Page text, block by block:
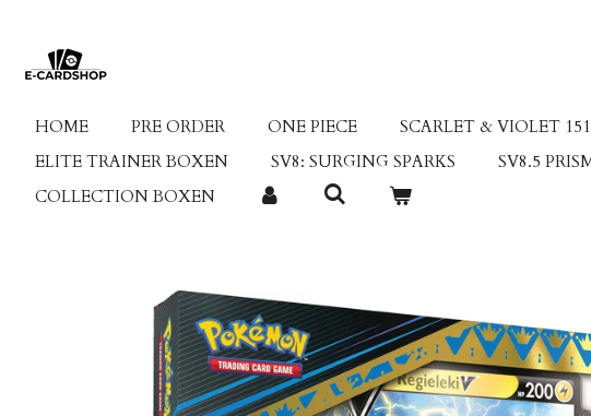
naar
hoofdinhoud
HOME PRE ORDER ONE PIECE SCARLET & VIOLET 151
ELITE TRAINER BOXEN
SV8: SURGING SPARKS SV8.5
COLLECTION BOXEN